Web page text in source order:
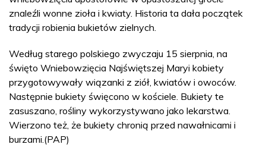
znaleźli wonne zioła i kwiaty. Historia ta dała początek
tradycji robienia bukietów zielnych.
Według starego polskiego zwyczaju 15 sierpnia, na
święto Wniebowzięcia Najświętszej Maryi kobiety
przygotowywały wiązanki z ziół, kwiatów i owoców.
Następnie bukiety święcono w kościele. Bukiety te
zasuszano, rośliny wykorzystywano jako lekarstwa.
Wierzono też, że bukiety chronią przed nawałnicami i
burzami.(PAP)